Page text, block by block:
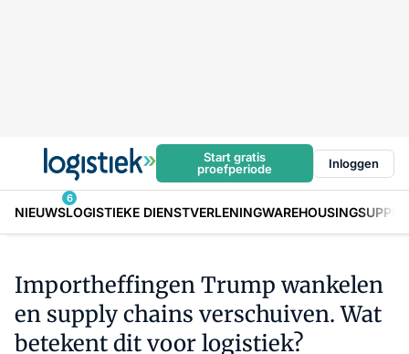
Start gratis
proefperiode
Inloggen
NIEUWS
6
LOGISTIEKE DIENSTVERLENINGWAREHOUSING
Importheffingen Trump wankelen
en supply chains verschuiven. Wat
betekent dit voor logistiek?